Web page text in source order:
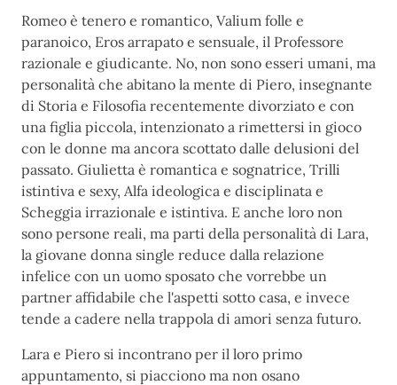
Romeo è tenero e romantico, Valium folle e
paranoico, Eros arrapato e sensuale, il Professore
razionale e giudicante. No, non sono esseri umani, ma
personalità che abitano la mente di Piero, insegnante
di Storia e Filosofia recentemente divorziato e con
una figlia piccola, intenzionato a rimettersi in gioco
con le donne ma ancora scottato dalle delusioni del
passato. Giulietta è romantica e sognatrice, Trilli
istintiva e sexy, Alfa ideologica e disciplinata e
Scheggia irrazionale e istintiva. E anche loro non
sono persone reali, ma parti della personalità di Lara,
la giovane donna single reduce dalla relazione
infelice con un uomo sposato che vorrebbe un
partner affidabile che l'aspetti sotto casa, e invece
tende a cadere nella trappola di amori senza futuro.
Lara e Piero si incontrano per il loro primo
appuntamento, si piacciono ma non osano